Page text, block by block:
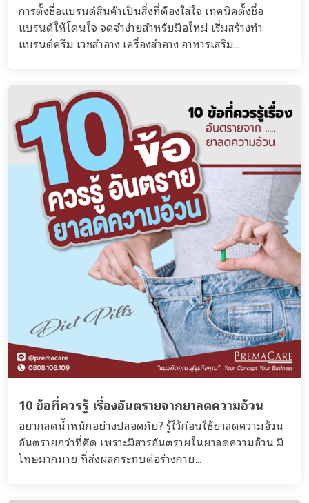
การตั้งชื่อแบรนด์สินค้าเป็นสิ่งที่ต้องใส่ใจ เทคนิคตั้งชื่อ
แบรนด์ให้โดนใจ จดจำง่ายสำหรับมือใหม่ เริ่มสร้างทำ
แบรนด์ครีม เวชสำอาง เครื่องสำอาง อาหารเสริม...
10 ข้อที่ควรรู้ เรื่องอันตรายจากยาลดความอ้วน
อยากลดน้ำหนักอย่างปลอดภัย? รู้ไว้ก่อนใช้ยาลดความอ้วน
อันตรายกว่าที่คิด เพราะมีสารอันตรายในยาลดความอ้วน มี
โทษมากมาย ที่ส่งผลกระทบต่อร่างกาย...